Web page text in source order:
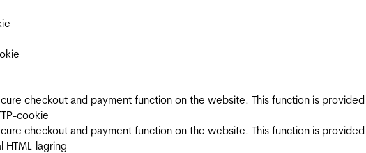
checkout and payment function on the website. This function is
cookie
checkout and payment function on the website. This function is
HTML-lagring